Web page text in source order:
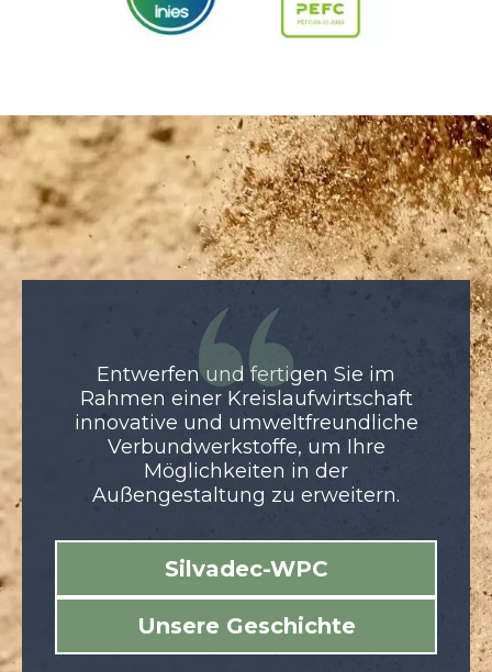
Entwerfen und fertigen Sie im
Rahmen einer Kreislaufwirtschaft
innovative und umweltfreundliche
Verbundwerkstoffe, um Ihre
Möglichkeiten in der
Außengestaltung zu erweitern.
Silvadec-WPC
Unsere Geschichte